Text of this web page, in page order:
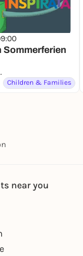
Sommerferien
Bildung e.V.
Children & Families
near you